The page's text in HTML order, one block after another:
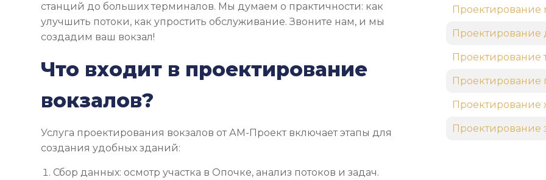
станций до больших терминалов. Мы думаем о практичности: как
улучшить потоки, как упростить обслуживание. Звоните нам, и мы
создадим ваш вокзал!
Что входит в проектирование
вокзалов?
Услуга проектирования вокзалов от АМ-Проект включает этапы для
создания удобных зданий:
Сбор данных: осмотр участка в Опочке, анализ потоков и задач.
Проектирование
Проектирование
Проектирование
Проектирование
Проектирование
Проектирование